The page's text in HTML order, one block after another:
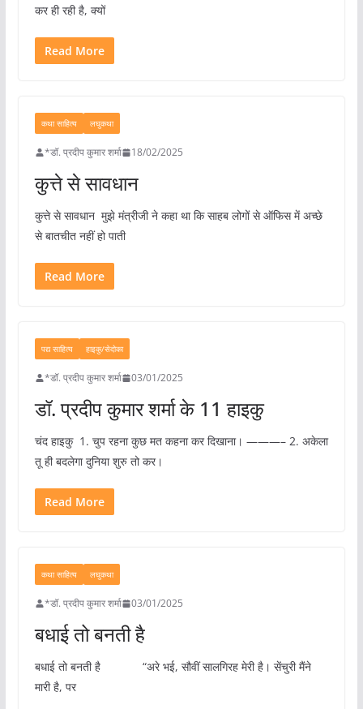
कर ही रही है, क्यों
Read More
कथा साहित्य लघुकथा
*डॉ. प्रदीप कुमार शर्मा 18/02/2025
कुत्ते से सावधान
कुत्ते से सावधान मुझे मंत्रीजी ने कहा था कि साहब लोगों से ऑफिस में अच्छे
से बातचीत नहीं हो पाती
Read More
पद्य साहित्य हाइकु/सेदोका
*डॉ. प्रदीप कुमार शर्मा 03/01/2025
डॉ. प्रदीप कुमार शर्मा के 11 हाइकु
चंद हाइकु 1. चुप रहना कुछ मत कहना कर दिखाना। ———– 2. अकेला
तू ही बदलेगा दुनिया शुरु तो कर।
Read More
कथा साहित्य लघुकथा
*डॉ. प्रदीप कुमार शर्मा 03/01/2025
बधाई तो बनती है
बधाई तो बनती है “अरे भई, सौवीं सालगिरह मेरी है। सेंचुरी मैंने
मारी है, पर